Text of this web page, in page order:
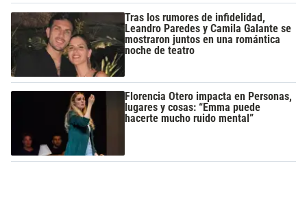
Tras los rumores de infidelidad,
Leandro Paredes y Camila Galante se
mostraron juntos en una romántica
noche de teatro
Florencia Otero impacta en Personas,
lugares y cosas: “Emma puede
hacerte mucho ruido mental”